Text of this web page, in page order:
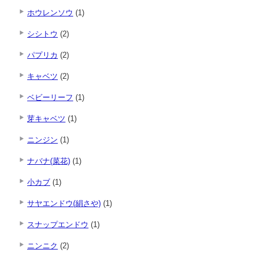
ホウレンソウ (1)
シシトウ (2)
パプリカ (2)
キャベツ (2)
ベビーリーフ (1)
芽キャベツ (1)
ニンジン (1)
ナバナ(菜花) (1)
小カブ (1)
サヤエンドウ(絹さや) (1)
スナップエンドウ (1)
ニンニク (2)